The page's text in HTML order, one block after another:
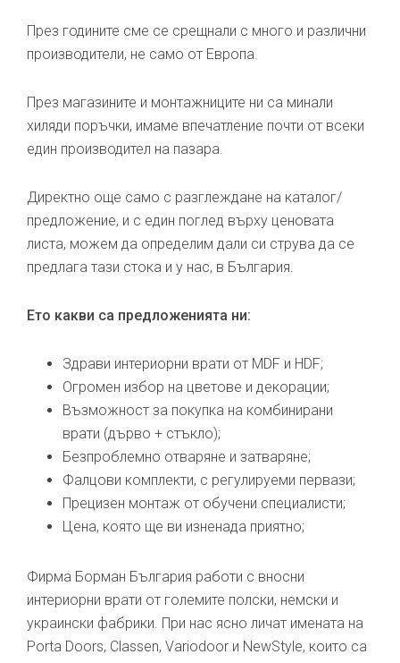
През годините сме се срещнали с много и различни
производители, не само от Европа.
През магазините и монтажниците ни са минали
хиляди поръчки, имаме впечатление почти от всеки
един производител на пазара.
Директно още само с разглеждане на каталог/
предложение, и с един поглед върху ценовата
листа, можем да определим дали си струва да се
предлага тази стока и у нас, в България.
Ето какви са предложенията ни:
Здрави интериорни врати от MDF и HDF;
Огромен избор на цветове и декорации;
Възможност за покупка на комбинирани
врати (дърво + стъкло);
Безпроблемно отваряне и затваряне;
Фалцови комплекти, с регулируеми первази;
Прецизен монтаж от обучени специалисти;
Цена, която ще ви изненада приятно;
Фирма Борман България работи с вносни
интериорни врати от големите полски, немски и
украински фабрики. При нас ясно личат имената на
Porta Doors, Classen, Variodoor и NewStyle, които са